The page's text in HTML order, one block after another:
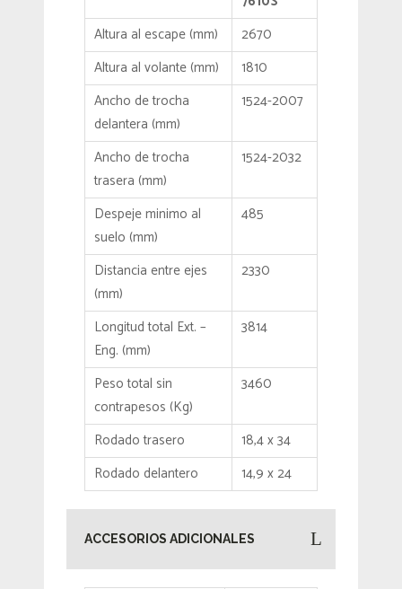
Altura al escape (mm)
2670
Altura al volante (mm)
1810
Ancho de trocha
delantera (mm)
1524-2007
Ancho de trocha
trasera (mm)
1524-2032
Despeje minimo al
suelo (mm)
485
Distancia entre ejes
(mm)
2330
Longitud total Ext. –
Eng. (mm)
3814
Peso total sin
contrapesos (Kg)
3460
Rodado trasero
18,4 x 34
Rodado delantero
14,9 x 24
ACCESORIOS ADICIONALES